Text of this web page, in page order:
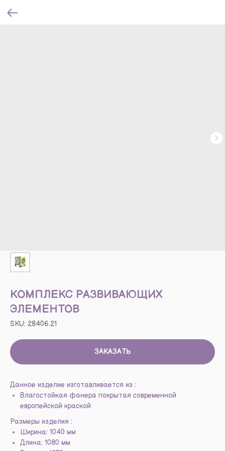
КОМПЛЕКС РАЗВИВАЮЩИХ
ЭЛЕМЕНТОВ
SKU: 28406.21
ЗАКАЗАТЬ
Данное изделие изготавливается из :
Влагостойкая фанера покрытая современной
европейской краской
Размеры изделия :
Ширина: 1040 мм
Длина: 1080 мм